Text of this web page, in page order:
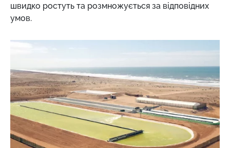
швидко ростуть та розмножується за відповідних
умов.